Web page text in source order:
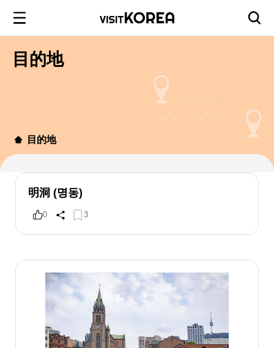
目的地
目的地
明洞 (명동)
0 3